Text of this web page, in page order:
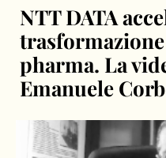
NTT DATA
pharma. La
Emanuele